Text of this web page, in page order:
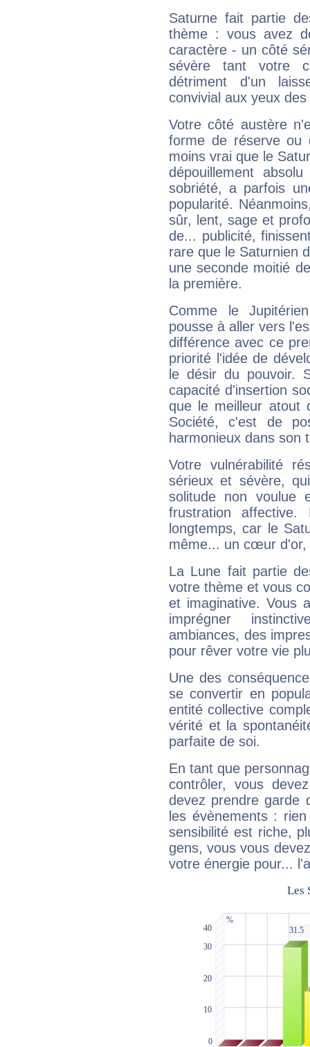
Saturne fait partie
thème : vous avez
caractère - un côté
sévère tant votre
détriment d'un
convivial aux yeux
Votre côté austère
forme de réserve
moins vrai que le
dépouillement
sobriété, a parfois
popularité.
sûr, lent, sage et
de... publicité,
rare que le Saturnien
une seconde moitié
la première.
Comme le
pousse à aller vers
différence avec ce
priorité l'idée de
le désir du pouvoir.
capacité d'insertion
que le meilleur atout
Société, c'est de
harmonieux dans son
Votre vulnérabilité
sérieux et sévère,
solitude non voulue
frustration
longtemps, car le
même... un cœur d'or,
La Lune fait partie
votre thème et vous
et imaginative. Vous
imprégner
ambiances, des
pour rêver votre vie
Une des
se convertir en
entité collective
vérité et la
parfaite de soi.
En tant que
contrôler, vous
devez prendre garde
les évènements :
sensibilité est riche,
gens, vous vous
votre énergie pour...